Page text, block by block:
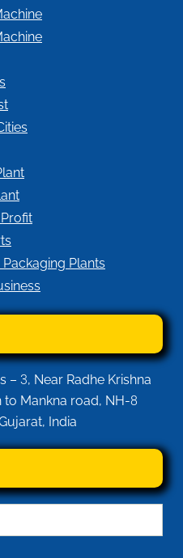
Plants
– 3, Near Radhe Krishna
to Mankna road, NH-8
India